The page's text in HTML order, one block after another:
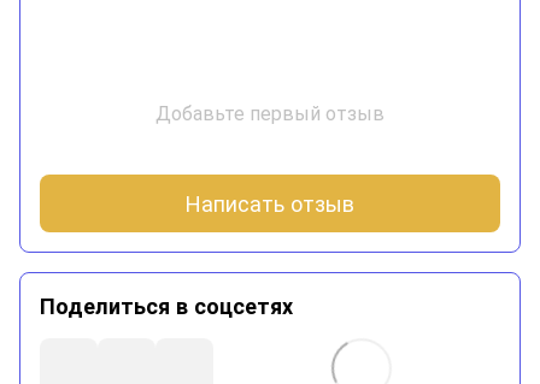
Добавьте первый отзыв
Написать отзыв
Поделиться в соцсетях